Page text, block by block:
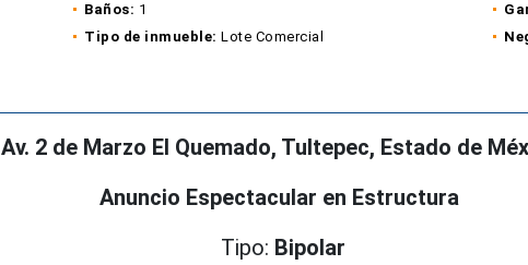
Baños: 1
Tipo de inmueble: Lote Comercial
Av. 2 de Marzo El Quemado, Tultepec, Estado de
Anuncio Espectacular en Estructura
Tipo: Bipolar